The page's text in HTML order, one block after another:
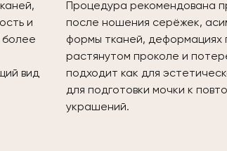
и
более
вид
Процедура рекомендована
после ношения серёжек,
формы тканей, деформациях
растянутом проколе и
подходит как для
для подготовки мочки к
украшений.